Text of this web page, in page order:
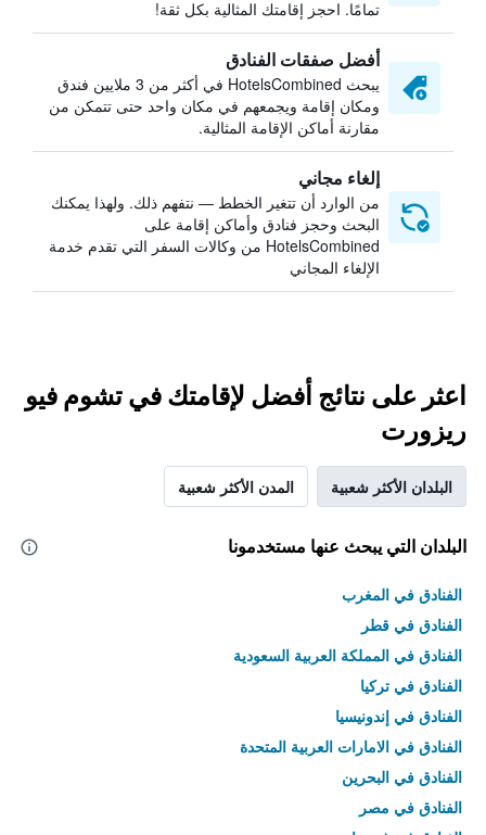
تمامًا. احجز إقامتك المثالية بكل ثقة!
أفضل صفقات الفنادق
يبحث HotelsCombined في أكثر من 3 ملايين فندق
ومكان إقامة ويجمعهم في مكان واحد حتى تتمكن من
مقارنة أماكن الإقامة المثالية.
إلغاء مجاني
من الوارد أن تتغير الخطط — نتفهم ذلك. ولهذا يمكنك
البحث وحجز فنادق وأماكن إقامة على
HotelsCombined من وكالات السفر التي تقدم خدمة
الإلغاء المجاني
اعثر على نتائج أفضل لإقامتك في تشوم فيو
ريزورت
البلدان الأكثر شعبية المدن الأكثر شعبية
البلدان التي يبحث عنها مستخدمونا
الفنادق في المغرب
الفنادق في قطر
الفنادق في المملكة العربية السعودية
الفنادق في تركيا
الفنادق في إندونيسيا
الفنادق في الامارات العربية المتحدة
الفنادق في البحرين
الفنادق في مصر